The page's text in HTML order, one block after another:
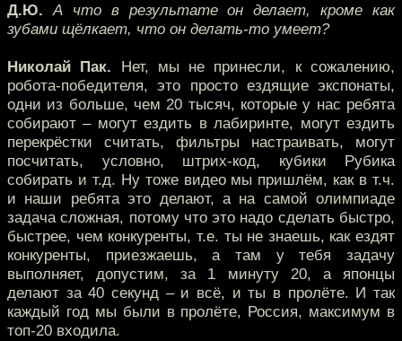
Д.Ю. А что в результате он делает, кроме как
зубами щёлкает, что он делать-то умеет?
Николай Пак. Нет, мы не принесли, к сожалению,
робота-победителя, это просто ездящие экспонаты,
одни из больше, чем 20 тысяч, которые у нас ребята
собирают – могут ездить в лабиринте, могут ездить
перекрёстки считать, фильтры настраивать, могут
посчитать, условно, штрих-код, кубики Рубика
собирать и т.д. Ну тоже видео мы пришлём, как в т.ч.
и наши ребята это делают, а на самой олимпиаде
задача сложная, потому что это надо сделать быстро,
быстрее, чем конкуренты, т.е. ты не знаешь, как ездят
конкуренты, приезжаешь, а там у тебя задачу
выполняет, допустим, за 1 минуту 20, а японцы
делают за 40 секунд – и всё, и ты в пролёте. И так
каждый год мы были в пролёте, Россия, максимум в
топ-20 входила.